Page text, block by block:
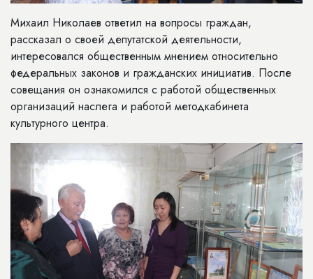
Михаил Николаев ответил на вопросы граждан,
рассказал о своей депутатской деятельности,
интересовался общественным мнением относительно
федеральных законов и гражданских инициатив. После
совещания он ознакомился с работой общественных
организаций наслега и работой методкабинета
культурного центра.